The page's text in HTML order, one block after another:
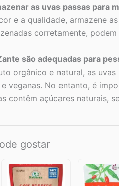
as uvas passas para
e a qualidade, armazene
corretamente,
são adequadas para
orgânico e natural, as
veganas. No entanto, é
contêm açúcares
gostar